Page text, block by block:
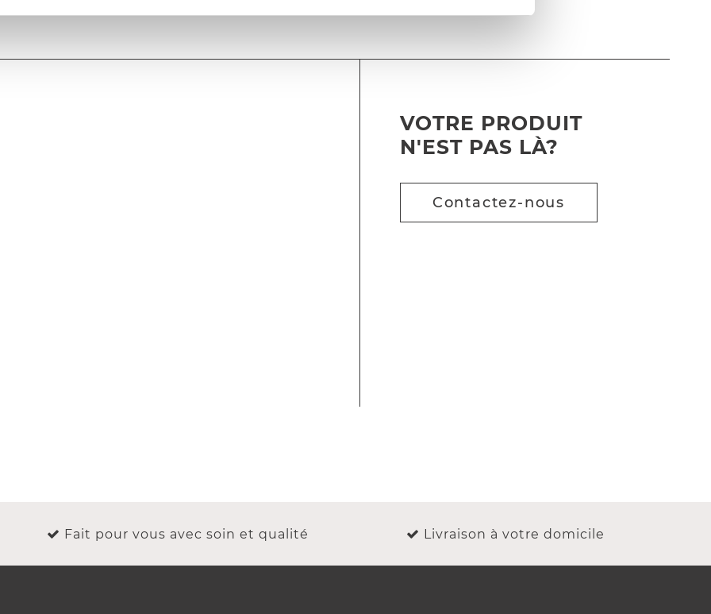
VOTRE PRODUIT
N'EST PAS LÀ?
Contactez-nous
Fait pour vous avec soin et qualité Livraison à votre domicile